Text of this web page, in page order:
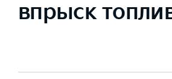
впрыск